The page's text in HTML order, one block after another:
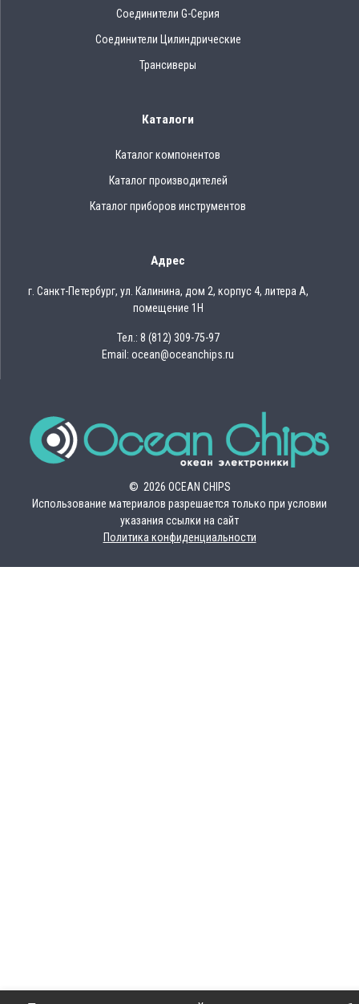
Соединители G-Серия
Соединители Цилиндрические
Трансиверы
Каталоги
Каталог компонентов
Каталог производителей
Каталог приборов инструментов
Адрес
г. Санкт-Петербург, ул. Калинина, дом 2, корпус 4, литера А,
помещение 1Н
Тел.: 8 (812) 309-75-97
Email: ocean@oceanchips.ru
© 2026 OCEAN CHIPS
Использование материалов разрешается только при условии
указания ссылки на сайт
Политика конфиденциальности